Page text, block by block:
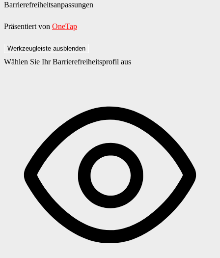
Barrierefreiheitsanpassungen
Präsentiert von OneTap
Werkzeugleiste ausblenden
Wählen Sie Ihr Barrierefreiheitsprofil aus